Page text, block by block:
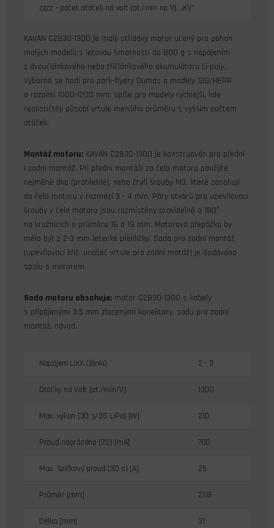
zzzz - počet otáček na volt (ot./min na V), „KV“
KAVAN C2830-1300 je malý střídavý motor učený pro pohon
malých modelů s letovou hmotností do 800 g s napájením
z dvoučlánkového nebo tříčlánkového akumulátoru Li-poly.
Výborně se hodí pro park-flyery Dumas a modely SIG/HERR
o rozpětí 1000-1200 mm; spíše pro modely rychlejší, kde
realističtěji působí vrtule menšího průměru s vyšším počtem
otáček.
Montáž motoru:KAVAN C2830-1300 je konstruován pro přední
i zadní montáž. Při přední montáži za čelo motoru použijte
nejméně dva (protilehlé), nebo čtyři šrouby M3, které zasahují
do čela motoru v rozmezí 3 - 4 mm. Páry otvorů pro upevňovací
šrouby v čele motoru jsou rozmístěny pravidelně o 180°
na kružnicích o průměru 16 a 19 mm. Motorová přepážka by
měla být z 2-3 mm letecké překližky. Sada pro zadní montáž
(upevňovací kříž, unašeč vrtule pro zadní motáž) je dodávána
spolu s motorem.
Sada motoru obsahuje:motor C2830-1300 s kabely
s připájenými 3,5 mm zlacenými konektory, sadu pro zadní
montáž, návod.
Napájení LiXX článků 2 - 3
Otáčky na Volt [ot./min/V] 1300
Max. výkon (30 s/3S LiPo) [W] 210
Proud naprázdno (2S) [mA] 700
Max. špičkový proud (30 s) [A] 25
Průměr [mm] 27.8
Délka [mm] 31